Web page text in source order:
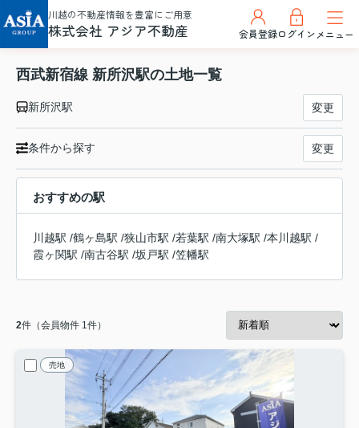
川越の不動産情報を豊富にご用意
株式会社 アジア不動産 会員登録ログインメニュー
西武新宿線 新所沢駅の土地一覧
新所沢駅 変更
条件から探す 変更
おすすめの駅
川越駅 /鶴ヶ島駅 /狭山市駅 /若葉駅 /南大塚駅 /本川越駅 /
霞ヶ関駅 /南古谷駅 /坂戸駅 /笠幡駅
2件（会員物件 1件）
売地